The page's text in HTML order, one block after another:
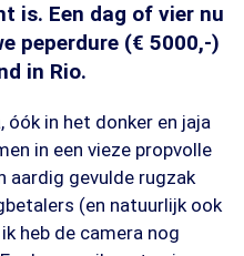
is. Een dag of vier nu
peperdure (€ 5000,-)
in Rio.
óók in het donker en jaja
in een vieze propvolle
aardig gevulde rugzak
(en natuurlijk ook
heb de camera nog